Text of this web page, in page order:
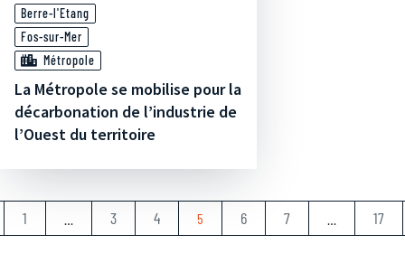
Berre-l'Etang
Fos-sur-Mer
Métropole
La Métropole se mobilise pour la
décarbonation de l’industrie de
l’Ouest du territoire
1 3 4 5 6 7 17